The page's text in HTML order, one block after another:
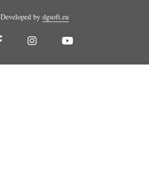
Developed by dgsoft.eu